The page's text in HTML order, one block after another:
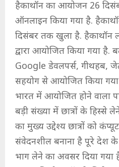
हैकाथॉन का आयोजन 26
ऑनलाइन किया गया है.
दिसंबर तक खुला है. हैकाथॉन
द्वारा आयोजित किया गया है.
Google डेवलपर्स, गीथहब,
सहयोग से आयोजित किया
भारत में आयोजित होने वाला
बड़ी संख्या में छात्रों के हिस्से
का मुख्य उद्देश्य छात्रों को
संवेदनशील बनाना है पूरे देश के
भाग लेने का अवसर दिया गया